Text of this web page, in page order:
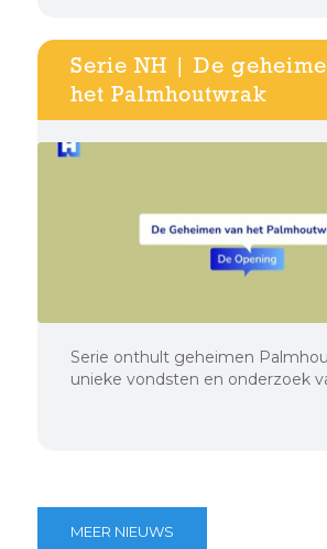
Serie NH | De
het Palmhoutwrak
Serie onthult geheimen
unieke vondsten en onderzoek
MEER NIEUWS